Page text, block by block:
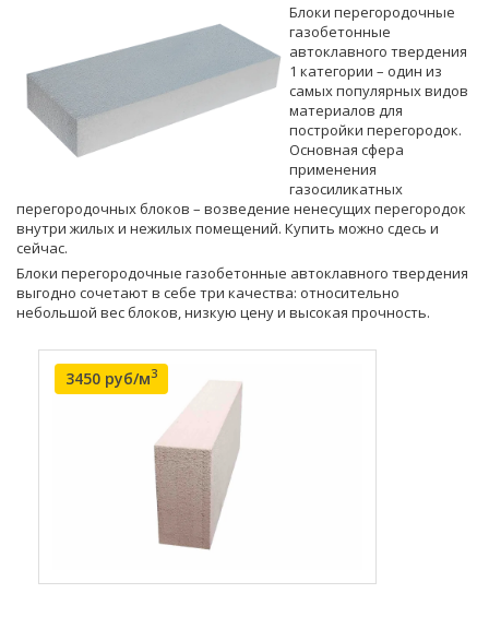
Блоки перегородочные
газобетонные
автоклавного твердения
1 категории – один из
самых популярных видов
материалов для
постройки перегородок.
Основная сфера
применения
газосиликатных
перегородочных блоков – возведение ненесущих перегородок
внутри жилых и нежилых помещений. Купить можно сдесь и
сейчас.
Блоки перегородочные газобетонные автоклавного твердения
выгодно сочетают в себе три качества: относительно
небольшой вес блоков, низкую цену и высокая прочность.
3450 руб/м3